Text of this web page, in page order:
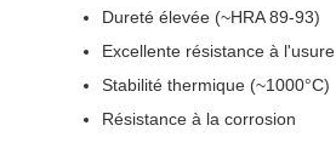
Dureté élevée (~HRA 89-93)
Excellente résistance à l'usure
Stabilité thermique (~1000°C)
Résistance à la corrosion